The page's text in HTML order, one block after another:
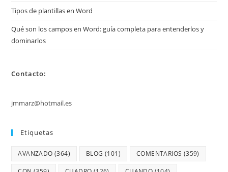
Tipos de plantillas en Word
Qué son los campos en Word: guía completa para entenderlos y
dominarlos
Contacto:
jmmarz@hotmail.es
Etiquetas
AVANZADO (364) BLOG (101) COMENTARIOS (359)